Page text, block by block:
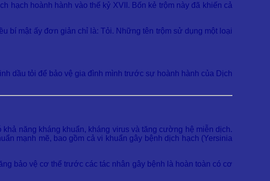
hạch hoành hành vào thế kỷ XVII. Bốn kẻ trộm này đã khiến cả
bí mật ấy đơn giản chỉ là: Tỏi. Những tên trộm sử dụng một loại
dầu tỏi để bảo vệ gia đình mình trước sự hoành hành của Dịch
năng kháng khuẩn, kháng virus và tăng cường hệ miễn dịch.
mạnh mẽ, bao gồm cả vi khuẩn gây bệnh dịch hạch (Yersinia
bảo vệ cơ thể trước các tác nhân gây bệnh là hoàn toàn có cơ